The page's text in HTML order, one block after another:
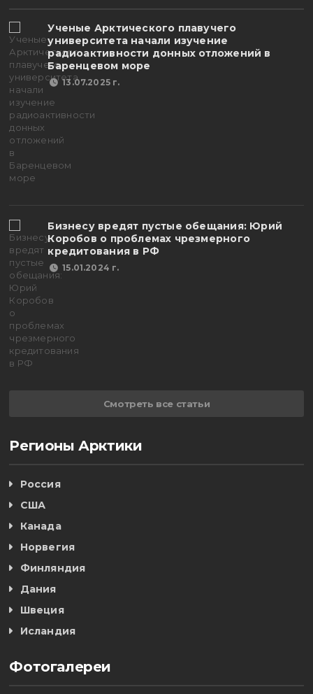
Ученые Арктического плавучего
университета начали изучение
радиоактивности донных отложений в
Баренцевом море
13.07.2025 г.
Бизнесу вредят пустые обещания: Юрий
Коробов о проблемах чрезмерного
кредитования в РФ
15.01.2024 г.
Смотреть все статьи
Регионы Арктики
Россия
США
Канада
Норвегия
Финляндия
Дания
Швеция
Исландия
Фотогалереи